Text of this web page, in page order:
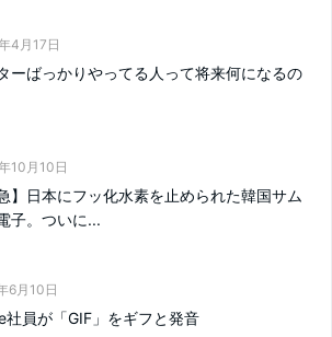
4月17日
ーばっかりやってる人って将来何になるの
10月10日
急】日本にフッ化水素を止められた韓国サム
子。ついに...
6月10日
社員が「GIF」をギフと発音